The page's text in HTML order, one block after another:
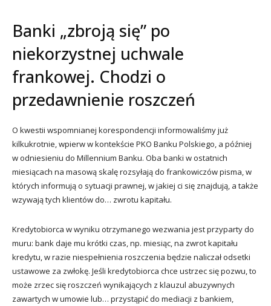
Banki „zbroją się” po
niekorzystnej uchwale
frankowej. Chodzi o
przedawnienie roszczeń
O kwestii wspomnianej korespondencji informowaliśmy już
kilkukrotnie, wpierw w kontekście PKO Banku Polskiego, a później
w odniesieniu do Millennium Banku. Oba banki w ostatnich
miesiącach na masową skalę rozsyłają do frankowiczów pisma, w
których informują o sytuacji prawnej, w jakiej ci się znajdują, a także
wzywają tych klientów do… zwrotu kapitału.
Kredytobiorca w wyniku otrzymanego wezwania jest przyparty do
muru: bank daje mu krótki czas, np. miesiąc, na zwrot kapitału
kredytu, w razie niespełnienia roszczenia będzie naliczał odsetki
ustawowe za zwłokę. Jeśli kredytobiorca chce ustrzec się pozwu, to
może zrzec się roszczeń wynikających z klauzul abuzywnych
zawartych w umowie lub… przystąpić do mediacji z bankiem,